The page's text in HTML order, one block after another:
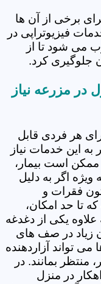
برخی از آن ها
فیزیوتراپی در
می شود تا از
جلوگیری کرد.
در مزرعه نیاز
هر فردی قابل
به این خدمات نیاز
است بیمار،
اگر به دلیل
فقرات و
تا حد امکان،
علاوه یکی از دغدغه
زیاد در صف های
تواند آزاردهنده
بمانند. در
در منزل